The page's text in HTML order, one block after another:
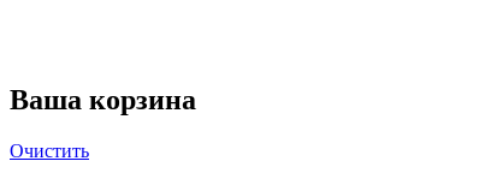
Ваша корзина
Очистить